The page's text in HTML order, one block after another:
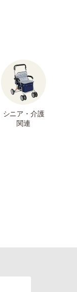
シニア・介護
関連